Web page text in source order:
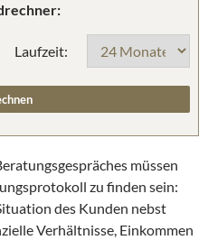
Laufzeit:
müssen
zu finden sein:
des Kunden nebst
Verhältnisse, Einkommen